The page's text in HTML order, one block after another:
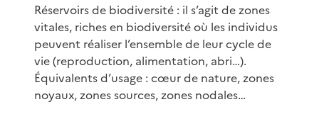
Réservoirs de biodiversité : il s’agit de zones
vitales, riches en biodiversité où les individus
peuvent réaliser l’ensemble de leur cycle de
vie (reproduction, alimentation, abri…).
Équivalents d’usage : cœur de nature, zones
noyaux, zones sources, zones nodales…